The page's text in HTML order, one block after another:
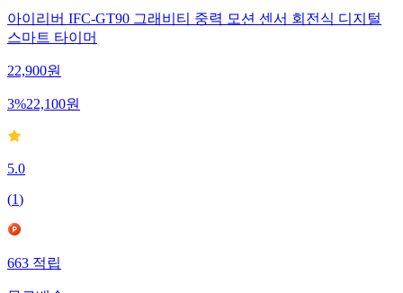
아이리버 IFC-GT90 그래비티 중력 모션 센서 회전식 디지털
스마트 타이머
22,900원
3%22,100원
5.0
(1)
663적립